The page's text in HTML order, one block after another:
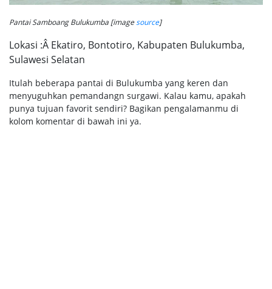
Pantai Samboang Bulukumba [imagesource]
Lokasi :Â Ekatiro, Bontotiro, Kabupaten Bulukumba,
Sulawesi Selatan
Itulah beberapa pantai di Bulukumba yang keren dan
menyuguhkan pemandangn surgawi. Kalau kamu, apakah
punya tujuan favorit sendiri? Bagikan pengalamanmu di
kolom komentar di bawah ini ya.